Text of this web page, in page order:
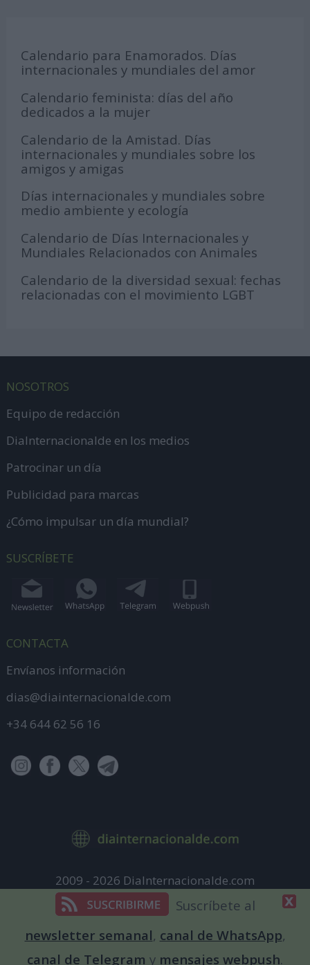
Calendario para Enamorados. Días
internacionales y mundiales del amor
Calendario feminista: días del año
dedicados a la mujer
Calendario de la Amistad. Días
internacionales y mundiales sobre los
amigos y amigas
Días internacionales y mundiales sobre
medio ambiente y ecología
Calendario de Días Internacionales y
Mundiales Relacionados con Animales
Calendario de la diversidad sexual: fechas
relacionadas con el movimiento LGBT
NOSOTROS
Equipo de redacción
DiaInternacionalde en los medios
Patrocinar un día
Publicidad para marcas
¿Cómo impulsar un día mundial?
SUSCRÍBETE
CONTACTA
Envíanos información
dias@diainternacionalde.com
+34 644 62 56 16
2009 - 2026 DiaInternacionalde.com
Aviso Legal
Política de cookies
Suscríbete al
newsletter semanal, canal de WhatsApp,
canal de Telegram y mensajes webpush.